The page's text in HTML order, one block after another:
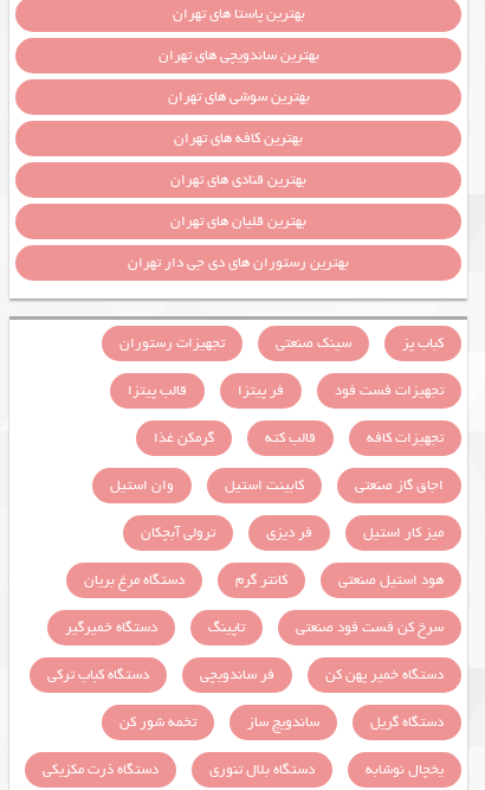
بهترین پاستا های تهران
بهترین ساندویچی های تهران
بهترین سوشی های تهران
بهترین کافه های تهران
بهترین قنادی های تهران
بهترین قلیان های تهران
بهترین رستوران های دی جی دار تهران
کباب پز سینک صنعتی
تجهیزات رستوران
تجهیزات فست فود
فر پیتزا
قالب پیتزا
تجهیزات کافه
قالب کته
گرمکن غذا
اجاق گاز صنعتی
کابینت استیل
وان استیل
میز کار استیل
فر دیزی
ترولی آبچکان
هود استیل صنعتی
کانتر گرم
دستگاه مرغ بریان
سرخ کن فست فود صنعتی
تاپینگ
دستگاه خمیرگیر
دستگاه خمیر پهن کن
فر ساندویچی
دستگاه کباب ترکی
دستگاه گریل
ساندویچ ساز
تخمه شور کن
یخچال نوشابه
دستگاه بلال تنوری
دستگاه ذرت مکزیکی